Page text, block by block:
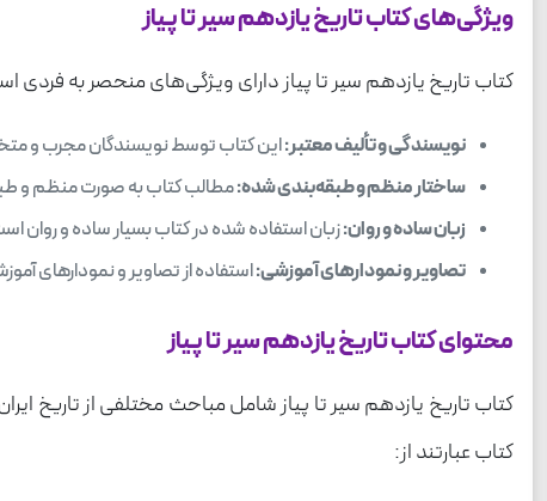
ویژگی‌های کتاب تاریخ یازدهم سیر تا پیاز
کتاب تاریخ یازدهم سیر تا پیاز دارای ویژگی‌های منحصر به فردی
نویسندگی و تألیف معتبر:این کتاب توسط نویسندگان مجرب و
ساختار منظم و طبقه‌بندی شده:مطالب کتاب به صورت منظم و
زبان ساده و روان:زبان استفاده شده در کتاب بسیار ساده و روان
تصاویر و نمودارهای آموزشی:استفاده از تصاویر و نمودارهای
محتوای کتاب تاریخ یازدهم سیر تا پیاز
کتاب تاریخ یازدهم سیر تا پیاز شامل مباحث مختلفی از
کتاب عبارتند از: